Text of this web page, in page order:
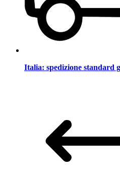
Italia: spedizione standard